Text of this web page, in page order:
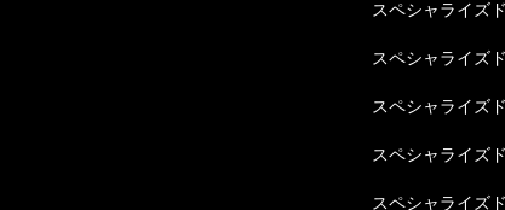
スペシャライズ
スペシャライズ
スペシャライズ
スペシャライズ
スペシャライズ